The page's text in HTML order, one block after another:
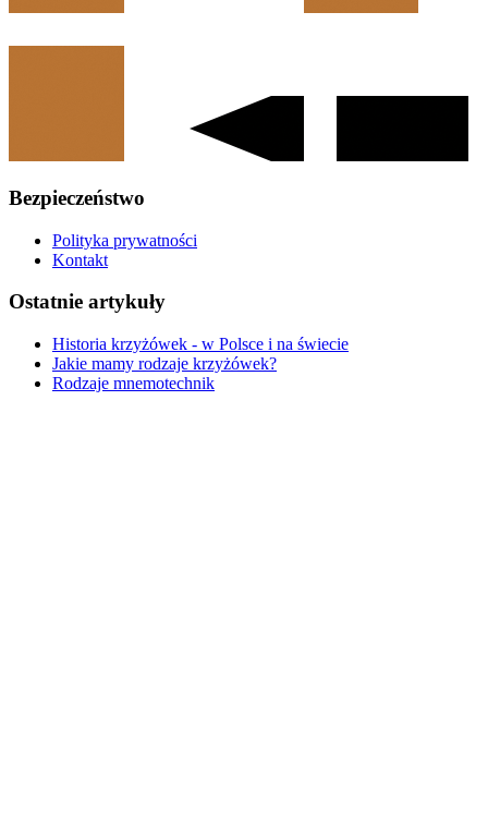
Bezpieczeństwo
Polityka prywatności
Kontakt
Ostatnie artykuły
Historia krzyżówek - w Polsce i na świecie
Jakie mamy rodzaje krzyżówek?
Rodzaje mnemotechnik